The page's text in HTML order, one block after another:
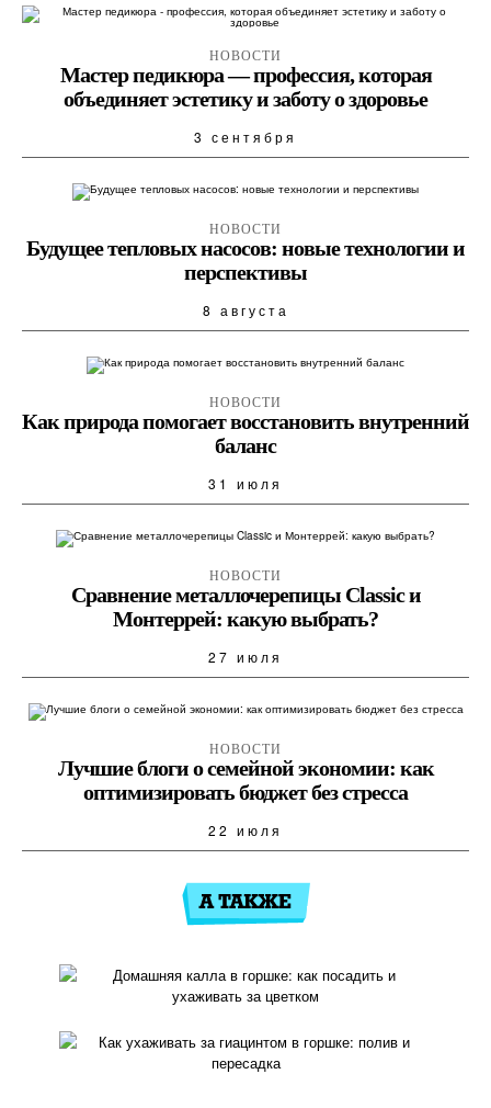
НОВОСТИ
Мастер педикюра — профессия, которая
объединяет эстетику и заботу о здоровье
3 сентября
НОВОСТИ
Будущее тепловых насосов: новые технологии и
перспективы
8 августа
НОВОСТИ
Как природа помогает восстановить внутренний
баланс
31 июля
НОВОСТИ
Сравнение металлочерепицы Classic и
Монтеррей: какую выбрать?
27 июля
НОВОСТИ
Лучшие блоги о семейной экономии: как
оптимизировать бюджет без стресса
22 июля